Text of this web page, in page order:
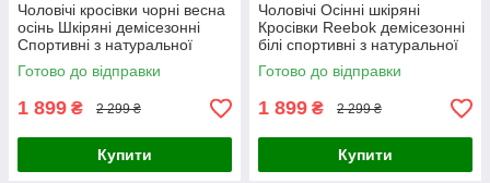
Чоловічі кросівки чорні весна
осінь Шкіряні демісезонні
Спортивні з натуральної
шкіри
Готово до відправки
1 899 ₴ 2 299 ₴
Купити
Чоловічі Осінні шкіряні
Кросівки Reebok демісезонні
білі спортивні з натуральної
шкіри
Готово до відправки
1 899 ₴ 2 299 ₴
Купити